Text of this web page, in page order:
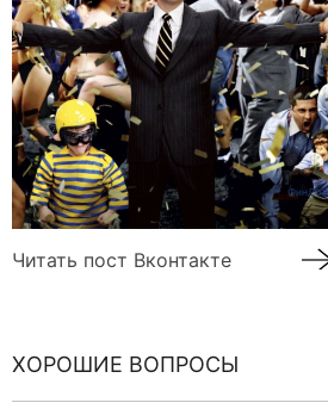
Читать пост Вконтакте
ХОРОШИЕ ВОПРОСЫ